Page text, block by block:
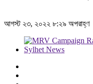
আগস্ট ২৩, ২০২২ ৮:২৯ অপরাহ্ণ